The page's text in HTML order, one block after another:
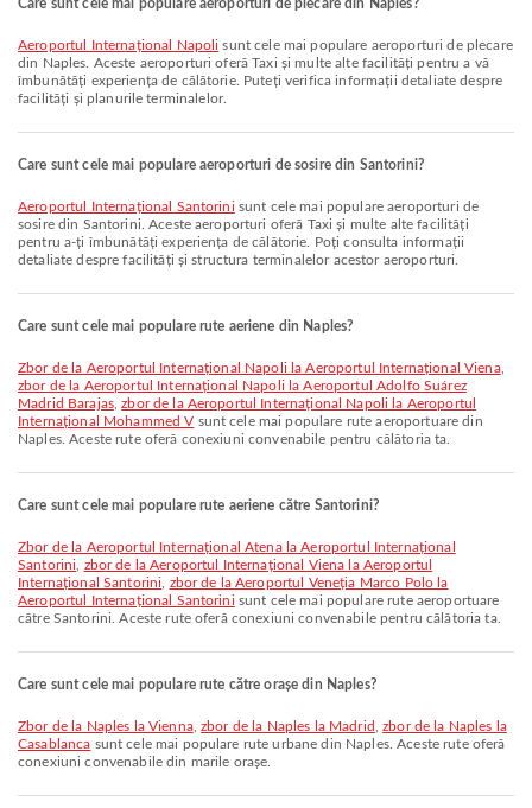
Care sunt cele mai populare aeroporturi de plecare din Naples?
Aeroportul Internațional Napoli sunt cele mai populare aeroporturi de plecare
din Naples. Aceste aeroporturi oferă Taxi și multe alte facilități pentru a vă
îmbunătăți experiența de călătorie. Puteți verifica informații detaliate despre
facilități și planurile terminalelor.
Care sunt cele mai populare aeroporturi de sosire din Santorini?
Aeroportul Internațional Santorini sunt cele mai populare aeroporturi de
sosire din Santorini. Aceste aeroporturi oferă Taxi și multe alte facilități
pentru a-ți îmbunătăți experiența de călătorie. Poți consulta informații
detaliate despre facilități și structura terminalelor acestor aeroporturi.
Care sunt cele mai populare rute aeriene din Naples?
zbor de la Aeroportul Internațional Napoli la Aeroportul Internațional Viena,
zbor de la Aeroportul Internațional Napoli la Aeroportul Adolfo Suárez
Madrid Barajas,zbor de la Aeroportul Internațional Napoli la Aeroportul
Internațional Mohammed V sunt cele mai populare rute aeroportuare din
Naples. Aceste rute oferă conexiuni convenabile pentru călătoria ta.
Care sunt cele mai populare rute aeriene către Santorini?
zbor de la Aeroportul Internațional Atena la Aeroportul Internațional
Santorini
zbor de la Aeroportul Internațional Viena la Aeroportul
Internațional Santorini
zbor de la Aeroportul Veneția Marco Polo la
Aeroportul Internațional Santorini sunt cele mai populare rute aeroportuare
către Santorini. Aceste rute oferă conexiuni convenabile pentru călătoria ta.
Care sunt cele mai populare rute către orașe din Naples?
zbor de la Naples la Vienna,zbor de la Naples la Madrid ,zbor de la Naples la
Casablanca sunt cele mai populare rute urbane din Naples. Aceste rute oferă
conexiuni convenabile din marile orașe.